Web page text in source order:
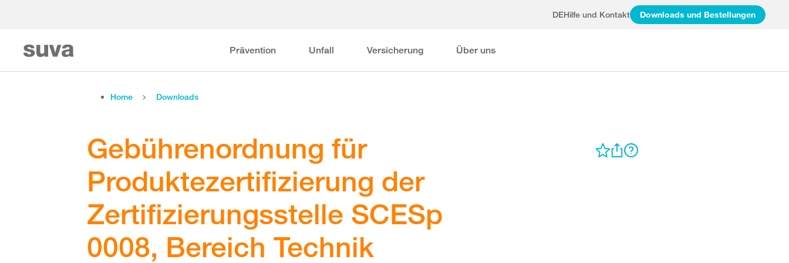
DEHilfe und Kontakt Downloads und Bestellungen
Prävention Unfall Versicherung Über uns
Home Downloads
Gebührenordnung für
Produktezertifizierung der
Zertifizierungsstelle SCESp
0008, Bereich Technik